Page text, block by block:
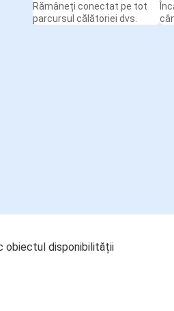
Rămâneți conectat pe tot
parcursul călătoriei dvs.
obiectul disponibilității